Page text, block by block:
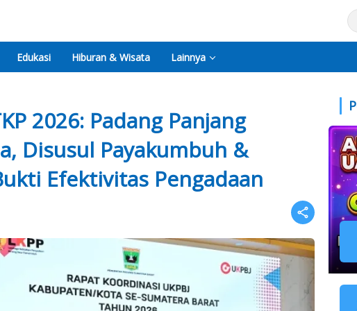
Edukasi Hiburan & Wisata Lainnya
2026: Padang Panjang
Disusul Payakumbuh &
Efektivitas Pengadaan